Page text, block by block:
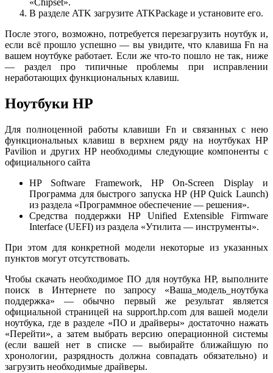
«Chipset».
В разделе ATK загрузите ATKPackage и установите его.
После этого, возможно, потребуется перезагрузить ноутбук и,
если всё прошло успешно — вы увидите, что клавиша Fn на
вашем ноутбуке работает. Если же что-то пошло не так, ниже
— раздел про типичные проблемы при исправлении
неработающих функциональных клавиш.
Ноутбуки HP
Для полноценной работы клавиши Fn и связанных с нею
функциональных клавиш в верхнем ряду на ноутбуках HP
Pavilion и других HP необходимы следующие компоненты с
официального сайта
HP Software Framework, HP On-Screen Display и
Программа для быстрого запуска HP (HP Quick Launch)
из раздела «Программное обеспечение — решения».
Средства поддержки HP Unified Extensible Firmware
Interface (UEFI) из раздела «Утилита — инструменты».
При этом для конкретной модели некоторые из указанных
пунктов могут отсутствовать.
Чтобы скачать необходимое ПО для ноутбука HP, выполните
поиск в Интернете по запросу «Ваша_модель_ноутбука
поддержка» — обычно первый же результат является
официальной страницей на support.hp.com для вашей модели
ноутбука, где в разделе «ПО и драйверы» достаточно нажать
«Перейти», а затем выбрать версию операционной системы
(если вашей нет в списке — выбирайте ближайшую по
хронологии, разрядность должна совпадать обязательно) и
загрузить необходимые драйверы.